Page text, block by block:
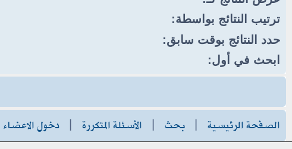
ترتيب النتائج بواسطة:
حدد النتائج بوقت سابق:
ابحث في أول:
الصفحة الرئيسية | بحث | الأسئلة المتكررة | دخول الاعضاء